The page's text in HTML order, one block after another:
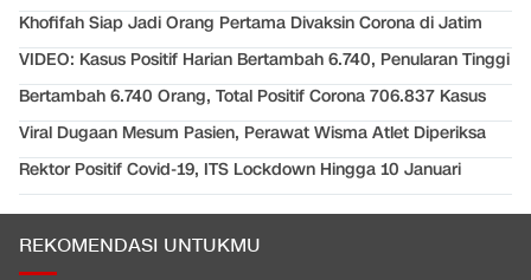
Khofifah Siap Jadi Orang Pertama Divaksin Corona di Jatim
VIDEO: Kasus Positif Harian Bertambah 6.740, Penularan Tinggi
Bertambah 6.740 Orang, Total Positif Corona 706.837 Kasus
Viral Dugaan Mesum Pasien, Perawat Wisma Atlet Diperiksa
Rektor Positif Covid-19, ITS Lockdown Hingga 10 Januari
REKOMENDASI UNTUKMU